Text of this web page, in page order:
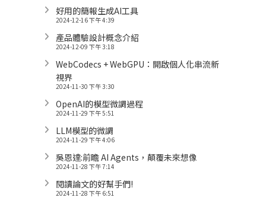
好用的簡報生成AI工具
2024-12-16 下午 4:39
產品體驗設計概念介紹
2024-12-09 下午 3:18
WebCodecs + WebGPU：開啟個人化串流新
視界
2024-11-30 下午 3:30
OpenAI的模型微調過程
2024-11-29 下午 5:51
LLM模型的微調
2024-11-29 下午 4:06
吳恩達:前瞻 AI Agents，顛覆未來想像
2024-11-28 下午 7:14
閱讀論文的好幫手們!
2024-11-28 下午 6:51